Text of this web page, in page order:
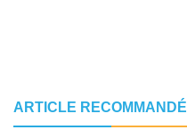
ARTICLE RECOMMANDÉ